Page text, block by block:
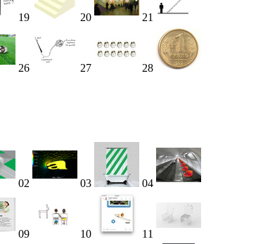
19 20 21
26 27 28
02 03 04
09 10 11